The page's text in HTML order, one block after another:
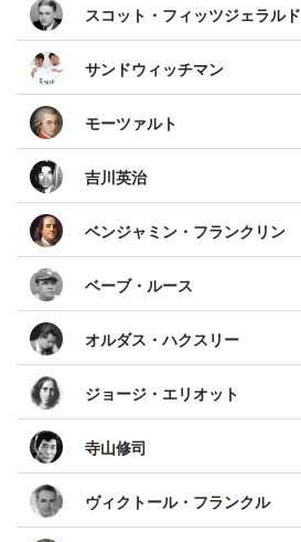
スコット・フィッツジェラルド
サンドウィッチマン
モーツァルト
吉川英治
ベンジャミン・フランクリン
ベーブ・ルース
オルダス・ハクスリー
ジョージ・エリオット
寺山修司
ヴィクトール・フランクル